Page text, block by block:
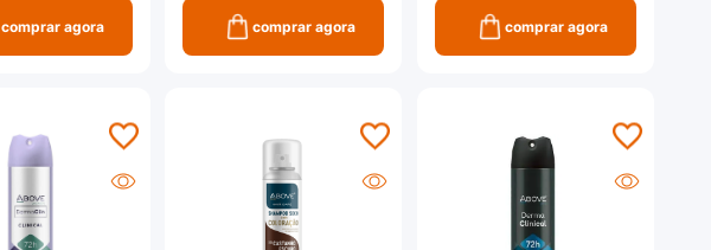
comprar agora comprar agora comprar agora